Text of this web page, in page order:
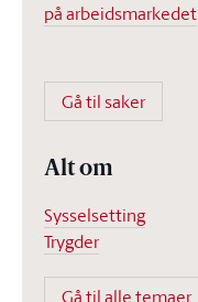
på arbeidsmarkedet
Gå til saker
Alt om
Sysselsetting
Trygder
Gå til alle temaer